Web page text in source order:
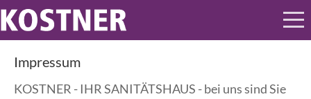
Impressum
KOSTNER - IHR SANITÄTSHAUS - bei uns sind Sie